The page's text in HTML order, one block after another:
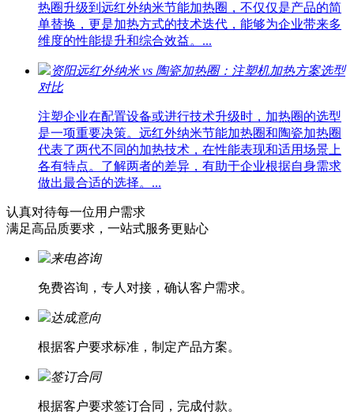
热圈升级到远红外纳米节能加热圈，不仅仅是产品的简
单替换，更是加热方式的技术迭代，能够为企业带来多
维度的性能提升和综合效益。...
资阳远红外纳米 vs 陶瓷加热圈：注塑机加热方案选型
对比
注塑企业在配置设备或进行技术升级时，加热圈的选型
是一项重要决策。远红外纳米节能加热圈和陶瓷加热圈
代表了两代不同的加热技术，在性能表现和适用场景上
各有特点。了解两者的差异，有助于企业根据自身需求
做出最合适的选择。...
认真对待每一位用户需求
满足高品质要求，一站式服务更贴心
来电咨询
免费咨询，专人对接，确认客户需求。
达成意向
根据客户要求标准，制定产品方案。
签订合同
根据客户要求签订合同，完成付款。